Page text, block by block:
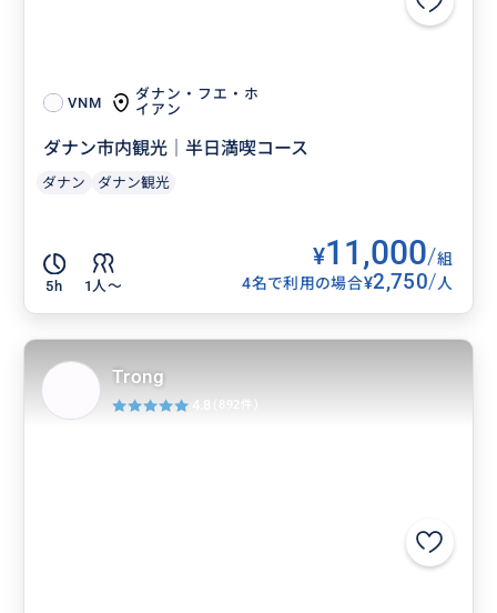
VNM
ダナン・フエ・ホ
イアン
ダナン市内観光｜半日満喫コース
ダナン ダナン観光
5h 1人〜
¥11,000/組
4名で利用の場合¥2,750/人
Trong
4.8 (892件)